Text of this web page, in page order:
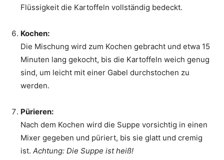
Flüssigkeit die Kartoffeln vollständig bedeckt.
Kochen:
Die Mischung wird zum Kochen gebracht und etwa 15
Minuten lang gekocht, bis die Kartoffeln weich genug
sind, um leicht mit einer Gabel durchstochen zu
werden.
Pürieren:
Nach dem Kochen wird die Suppe vorsichtig in einen
Mixer gegeben und püriert, bis sie glatt und cremig
ist. Achtung: Die Suppe ist heiß!